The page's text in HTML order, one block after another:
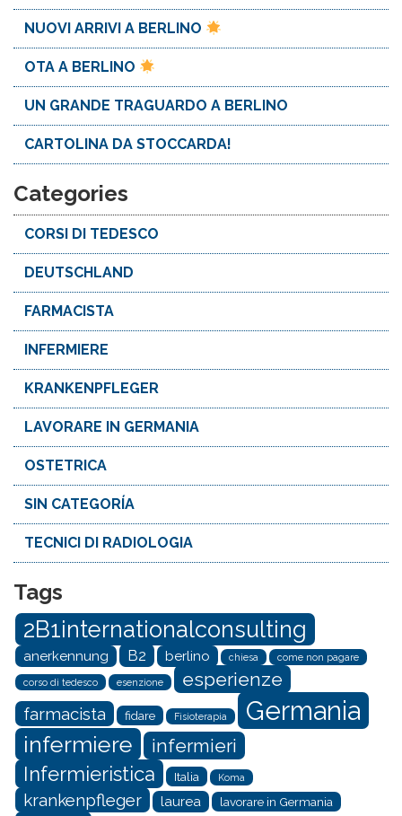
NUOVI ARRIVI A BERLINO
OTA A BERLINO
UN GRANDE TRAGUARDO A BERLINO
CARTOLINA DA STOCCARDA!
Categories
CORSI DI TEDESCO
DEUTSCHLAND
FARMACISTA
INFERMIERE
KRANKENPFLEGER
LAVORARE IN GERMANIA
OSTETRICA
SIN CATEGORÍA
TECNICI DI RADIOLOGIA
Tags
2B1internationalconsulting
anerkennung B2 berlino chiesa come non pagare
corso di tedesco esenzione esperienze
farmacista fidare Fisioterapia Germania
infermiere infermieri
Infermieristica Italia Koma
krankenpfleger laurea lavorare in Germania